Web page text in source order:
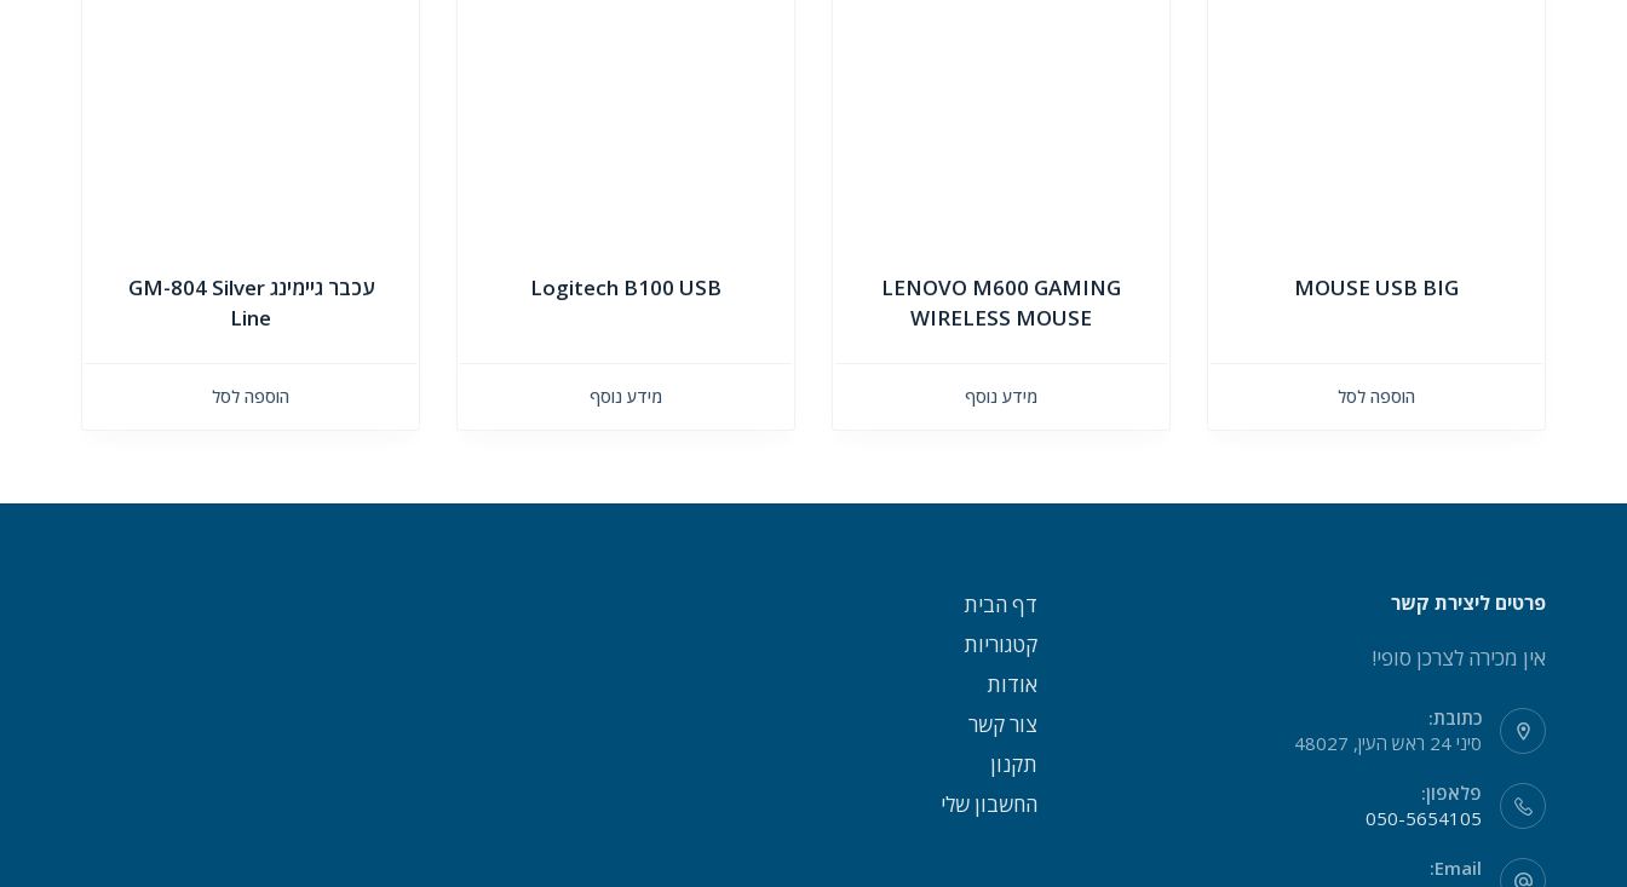
MOUSE USB BIG
הוספה לסל
LENOVO M600 GAMING
WIRELESS MOUSE
מידע נוסף
Logitech B100 USB
מידע נוסף
עכבר גיימינג GM-804 Silver
Line
הוספה לסל
פרטים ליצירת קשר
אין מכירה לצרכן סופי!
כתובת:
סיני 24 ראש העין, 48027
פלאפון:
050-5654105
Email:
דף הבית
קטגוריות
אודות
צור קשר
תקנון
החשבון שלי